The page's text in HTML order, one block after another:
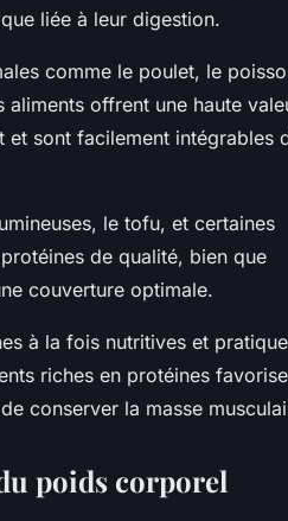
liée à leur digestion.
comme le poulet, le
offrent une haute
sont facilement intégrables
le tofu, et certaines
de qualité, bien que
couverture optimale.
à la fois nutritives et
riches en protéines
conserver la masse
poids corporel